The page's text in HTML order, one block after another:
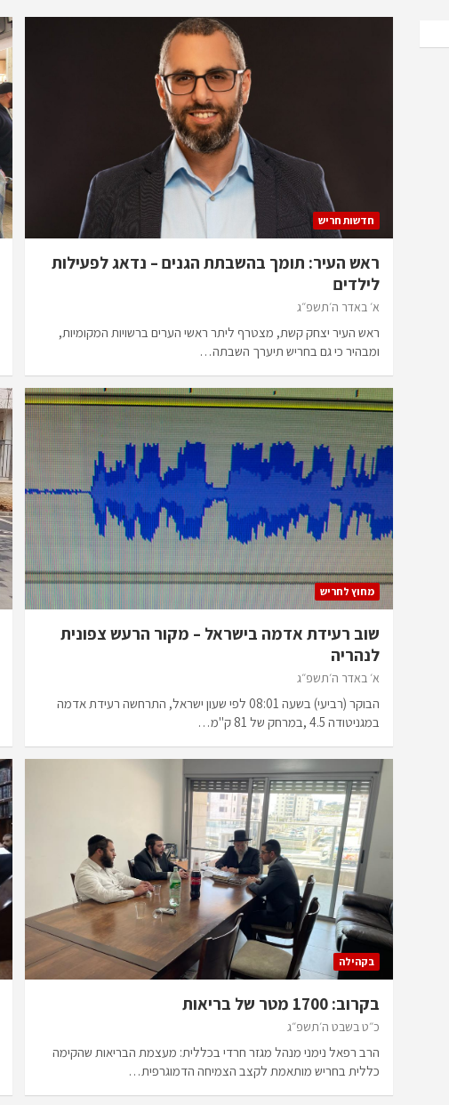
חדשות חריש
ראש העיר: תומך בהשבתת הגנים – נדאג לפעילות
לילדים
א׳ באדר ה׳תשפ״ג
ראש העיר יצחק קשת, מצטרף ליתר ראשי הערים ברשויות המקומיות,
ומבהיר כי גם בחריש תיערך השבתה…
מחוץ לחריש
שוב רעידת אדמה בישראל – מקור הרעש צפונית
לנהריה
א׳ באדר ה׳תשפ״ג
הבוקר (רביעי) בשעה 08:01 לפי שעון ישראל, התרחשה רעידת אדמה
במגניטודה 4.5 ,במרחק של 81 ק"מ…
בקהילה
בקרוב: 1700 מטר של בריאות
כ״ט בשבט ה׳תשפ״ג
הרב רפאל נימני מנהל מגזר חרדי בכללית: מעצמת הבריאות שהקימה
כללית בחריש מותאמת לקצב הצמיחה הדמוגרפית…